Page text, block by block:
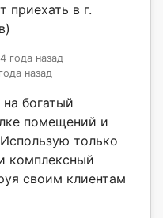
приехать в г.
года назад
назад
богатый
помещений и
только
комплексный
своим клиентам